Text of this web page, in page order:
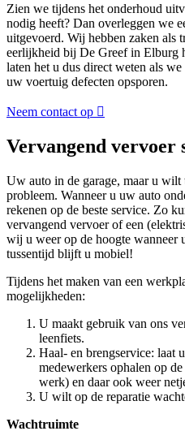
Zien we tijdens het onderhoud
nodig heeft? Dan overleggen we
uitgevoerd. Wij hebben zaken als
eerlijkheid bij De Greef in Elburg
laten het u dus direct weten als
uw voertuig defecten opsporen.
Neem contact op
Vervangend vervoer
Uw auto in de garage, maar u
probleem. Wanneer u uw auto
rekenen op de beste service. Zo
vervangend vervoer of een
wij u weer op de hoogte wanneer
tussentijd blijft u mobiel!
Tijdens het maken van een
mogelijkheden:
U maakt gebruik van ons
leenfiets.
Haal- en brengservice: laat
medewerkers ophalen op
werk) en daar ook weer
U wilt op de reparatie
Wachtruimte